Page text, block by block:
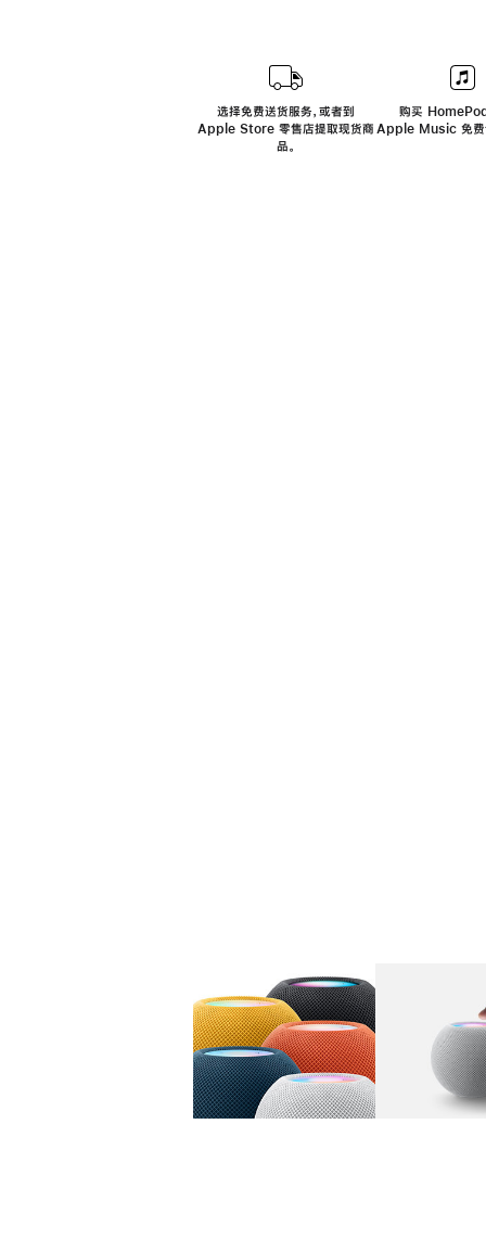
选择免费送货服务，或者到
Apple Store 零售店提取现货商
品。
购买
Apple Music 免费
图库 图像 1